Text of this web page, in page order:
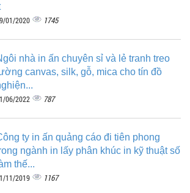
01/2020 1745
nhà in ấn chuyên sỉ và lẻ tranh treo
canvas, silk, gỗ, mica cho tín đồ
06/2022 787
ty in ấn quảng cáo đi tiên phong
ngành in lấy phân khúc in kỹ thuật số
thế...
11/2019 1167